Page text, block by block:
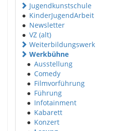
Jugendkunstschule
● KinderJugendArbeit
● Newsletter
● VZ (alt)
Weiterbildungswerk
Werkbühne
● Ausstellung
● Comedy
● Filmvorführung
● Führung
● Infotainment
● Kabarett
● Konzert